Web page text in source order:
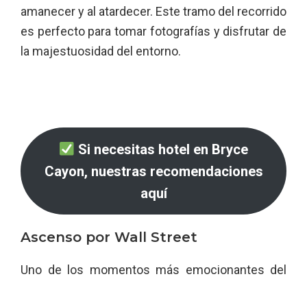
amanecer y al atardecer. Este tramo del recorrido
es perfecto para tomar fotografías y disfrutar de
la majestuosidad del entorno.
Si necesitas hotel en Bryce
Cayon, nuestras recomendaciones
aquí
Ascenso por Wall Street
Uno de los momentos más emocionantes del